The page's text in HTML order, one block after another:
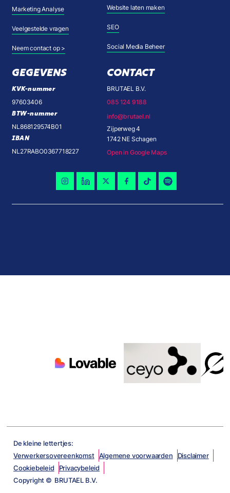
Marketing Analyse
Veelgestelde vragen
Neem contact op >
Website laten maken
SEO
Social Media Beheer
GEGEVENS
KVK-nummer
97603406
BTW-nummer
NL868129574B01
IBAN
NL27RABO0367718227
CONTACT
BRUTAEL B.V.
085 124 9188
info@brutael.nl
Zijperweg 4
1742 NE Schagen
Open in Google Maps
De kleine lettertjes:
Verwerkersovereenkomst Algemene voorwaarden
Disclaimer
Cookiebeleid
Privacybeleid
Copyright © BRUTAEL B.V.